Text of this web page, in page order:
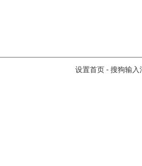
设置首页 - 搜狗输入